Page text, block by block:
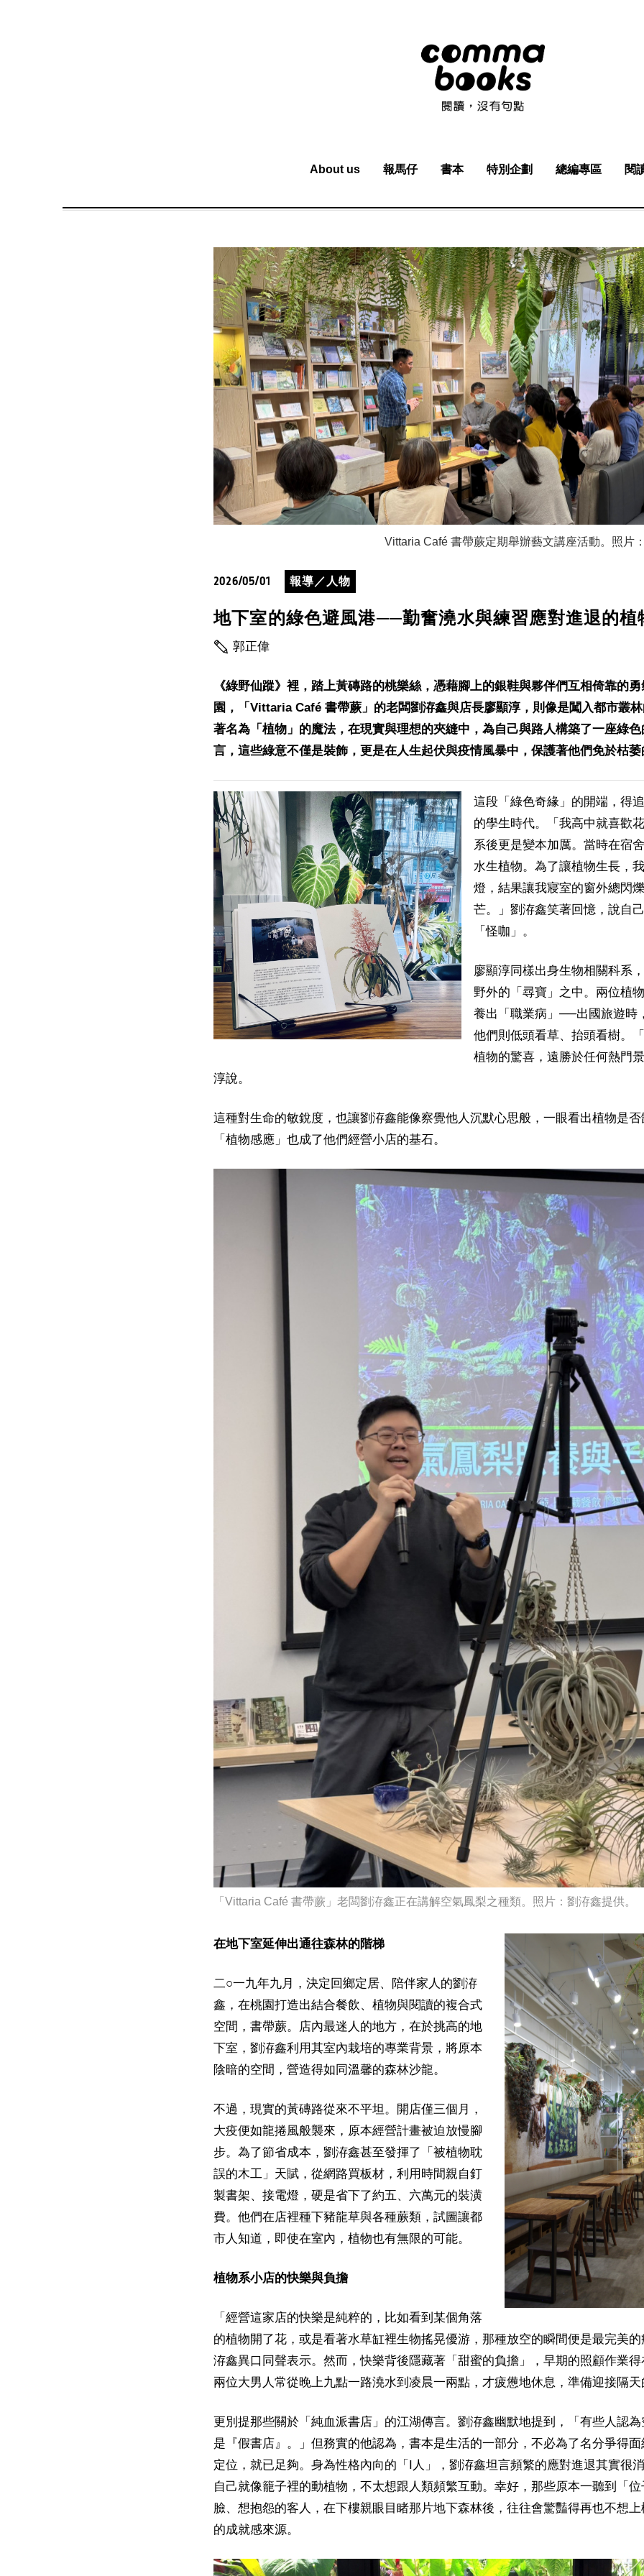
About us 報馬仔 書本 特別企劃 總編專區 閱
Vittaria Café 書帶蕨定期舉辦藝文講座活動。照片
2026/05/01 報導／人物
地下室的綠色避風港──勤奮澆水與練習應對進退的植
郭正偉
《綠野仙蹤》裡，踏上黃磚路的桃樂絲，憑藉腳上的銀鞋與夥伴們互相倚靠的
園，「Vittaria Café 書帶蕨」的老闆劉洊鑫與店長廖顯淳，則像是闖入都市叢
著名為「植物」的魔法，在現實與理想的夾縫中，為自己與路人構築了一座綠
言，這些綠意不僅是裝飾，更是在人生起伏與疫情風暴中，保護著他們免於枯
這段「綠色奇緣」的開端，得
的學生時代。「我高中就喜歡
系後更是變本加厲。當時在宿
水生植物。為了讓植物生長，
燈，結果讓我寢室的窗外總閃
芒。」劉洊鑫笑著回憶，說自
「怪咖」。
廖顯淳同樣出身生物相關科系
野外的「尋寶」之中。兩位植
養出「職業病」──出國旅遊時
他們則低頭看草、抬頭看樹。
植物的驚喜，遠勝於任何熱門
淳說。
這種對生命的敏銳度，也讓劉洊鑫能像察覺他人沉默心思般，一眼看出植物是
「植物感應」也成了他們經營小店的基石。
「Vittaria Café 書帶蕨」老闆劉洊鑫正在講解空氣鳳梨之種類。照片：劉洊鑫提供。
在地下室延伸出通往森林的階梯
二○一九年九月，決定回鄉定居、陪伴家人的劉洊
鑫，在桃園打造出結合餐飲、植物與閱讀的複合式
空間，書帶蕨。店內最迷人的地方，在於挑高的地
下室，劉洊鑫利用其室內栽培的專業背景，將原本
陰暗的空間，營造得如同溫馨的森林沙龍。
不過，現實的黃磚路從來不平坦。開店僅三個月，
大疫便如龍捲風般襲來，原本經營計畫被迫放慢腳
步。為了節省成本，劉洊鑫甚至發揮了「被植物耽
誤的木工」天賦，從網路買板材，利用時間親自釘
製書架、接電燈，硬是省下了約五、六萬元的裝潢
費。他們在店裡種下豬龍草與各種蕨類，試圖讓都
市人知道，即使在室內，植物也有無限的可能。
植物系小店的快樂與負擔
「經營這家店的快樂是純粹的，比如看到某個角落
的植物開了花，或是看著水草缸裡生物搖晃優游，那種放空的瞬間便是最完美
洊鑫異口同聲表示。然而，快樂背後隱藏著「甜蜜的負擔」，早期的照顧作業
兩位大男人常從晚上九點一路澆水到凌晨一兩點，才疲憊地休息，準備迎接隔
更別提那些關於「純血派書店」的江湖傳言。劉洊鑫幽默地提到，「有些人認
是『假書店』。」但務實的他認為，書本是生活的一部分，不必為了名分爭得
定位，就已足夠。身為性格內向的「I人」，劉洊鑫坦言頻繁的應對進退其實很
自己就像籠子裡的動植物，不太想跟人類頻繁互動。幸好，那些原本一聽到「
臉、想抱怨的客人，在下樓親眼目睹那片地下森林後，往往會驚豔得再也不想
的成就感來源。